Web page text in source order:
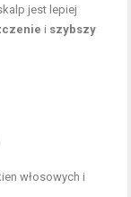
jest lepiej
i szybszy
włosowych i